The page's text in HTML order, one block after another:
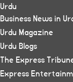
Urdu
Business News in
Urdu Magazine
Urdu Blogs
The Express
Express